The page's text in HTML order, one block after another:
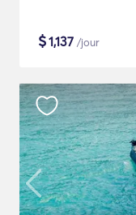
$1,137 /jour